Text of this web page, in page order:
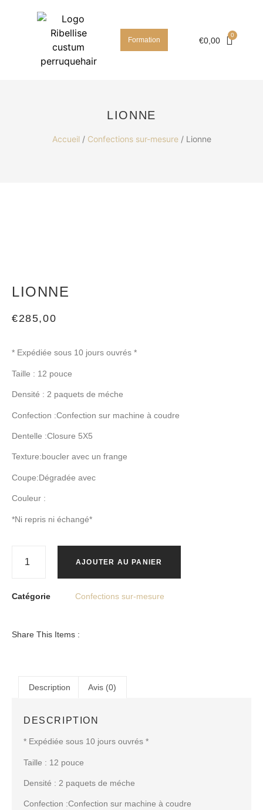
Formation €0,00
LIONNE
Accueil / Confections sur-mesure/ Lionne
LIONNE
€285,00
* Expédiée sous 10 jours ouvrés *
Taille : 12 pouce
Densité : 2 paquets de méche
Confection :Confection sur machine à coudre
Dentelle :Closure 5X5
Texture:boucler avec un frange
Coupe:Dégradée avec
Couleur :
*Ni repris ni échangé*
AJOUTER AU PANIER
Catégorie Confections sur-mesure
Share This Items :
Description Avis (0)
DESCRIPTION
* Expédiée sous 10 jours ouvrés *
Taille : 12 pouce
Densité : 2 paquets de méche
Confection :Confection sur machine à coudre